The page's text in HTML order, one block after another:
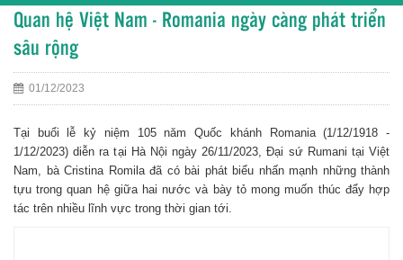
Quan hệ Việt Nam - Romania ngày càng phát triển
sâu rộng
01/12/2023
Tại buổi lễ kỷ niệm 105 năm Quốc khánh Romania (1/12/1918 -
1/12/2023) diễn ra tại Hà Nội ngày 26/11/2023, Đại sứ Rumani tại Việt
Nam, bà Cristina Romila đã có bài phát biểu nhấn mạnh những thành
tựu trong quan hệ giữa hai nước và bày tỏ mong muốn thúc đẩy hợp
tác trên nhiều lĩnh vực trong thời gian tới.